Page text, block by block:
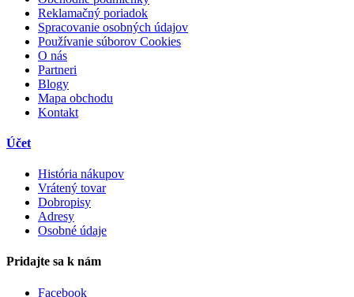
Reklamačný poriadok
Spracovanie osobných údajov
Používanie súborov Cookies
O nás
Partneri
Blogy
Mapa obchodu
Kontakt
Účet
História nákupov
Vrátený tovar
Dobropisy
Adresy
Osobné údaje
Pridajte sa k nám
Facebook